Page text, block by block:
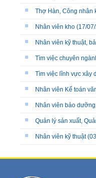
Thợ Hàn, Công nhân
Nhân viên kho (17/
Nhân viên kỹ thuật,
Tìm việc chuyên
Tìm việc lĩnh vực xây
Nhân viên Kế toán
Nhân viên bảo
Quản lý sản xuất,
Nhân viên kỹ thuật